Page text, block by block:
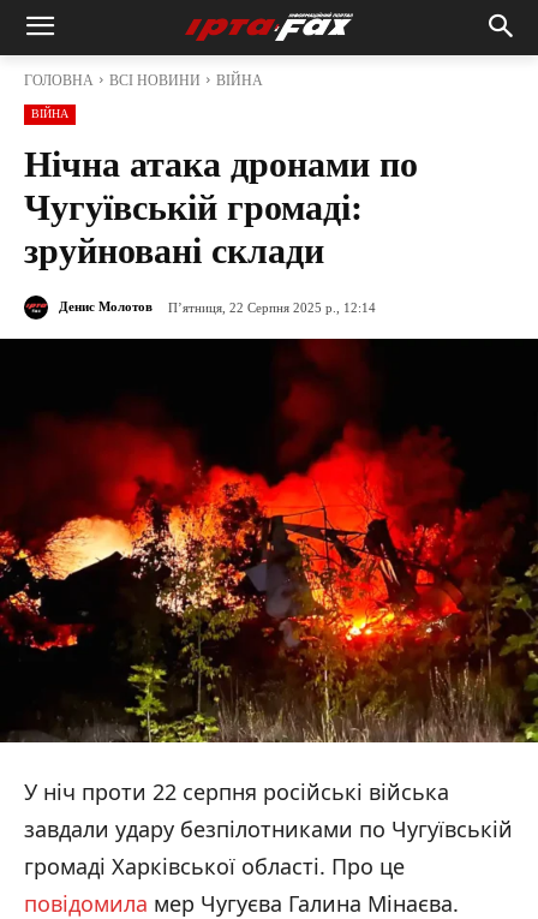
ГОЛОВНА ВСІ НОВИНИ ВІЙНА
ВІЙНА
Нічна атака дронами по
Чугуївській громаді:
зруйновані склади
Денис Молотов П’ятниця, 22 Серпня 2025 р., 12:14
У ніч проти 22 серпня російські війська
завдали удару безпілотниками по Чугуївській
громаді Харківської області. Про це
повідомила мер Чугуєва Галина Мінаєва.